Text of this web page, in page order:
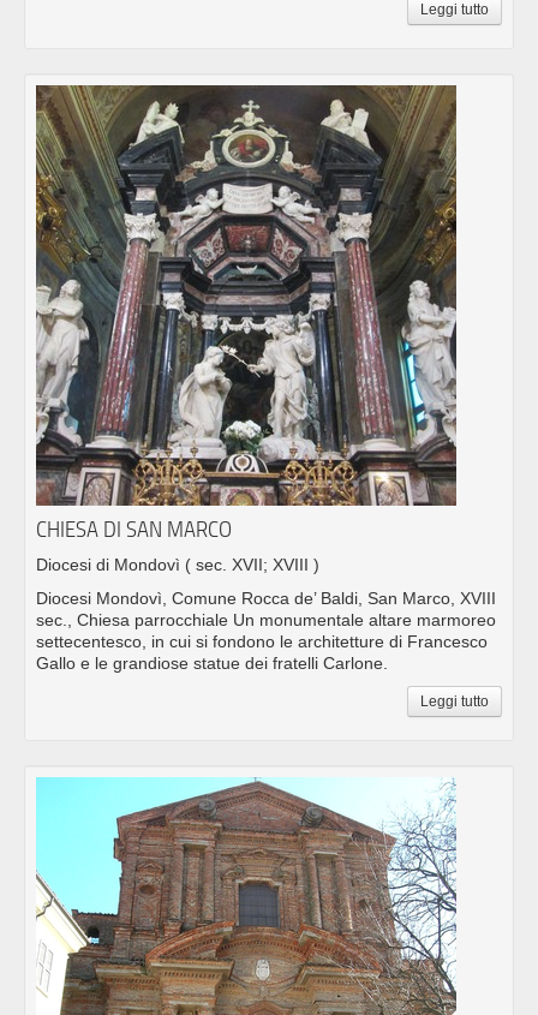
Leggi tutto
CHIESA DI SAN MARCO
Diocesi di Mondovì ( sec. XVII; XVIII )
Diocesi Mondovì, Comune Rocca de’ Baldi, San Marco, XVIII
sec., Chiesa parrocchiale Un monumentale altare marmoreo
settecentesco, in cui si fondono le architetture di Francesco
Gallo e le grandiose statue dei fratelli Carlone.
Leggi tutto